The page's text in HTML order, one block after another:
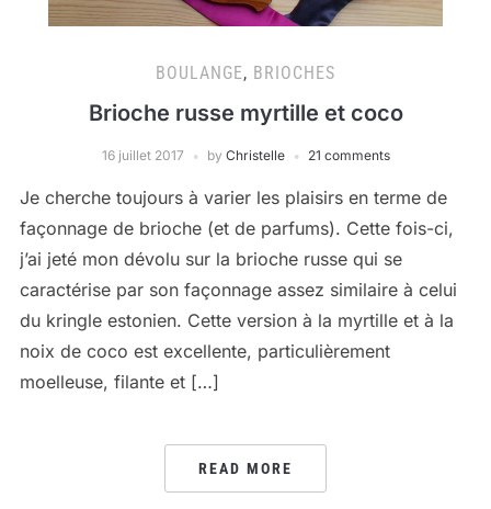
BOULANGE, BRIOCHES
Brioche russe myrtille et coco
16 juillet 2017 by Christelle 21 comments
Je cherche toujours à varier les plaisirs en terme de
façonnage de brioche (et de parfums). Cette fois-ci,
j’ai jeté mon dévolu sur la brioche russe qui se
caractérise par son façonnage assez similaire à celui
du kringle estonien. Cette version à la myrtille et à la
noix de coco est excellente, particulièrement
moelleuse, filante et […]
READ MORE